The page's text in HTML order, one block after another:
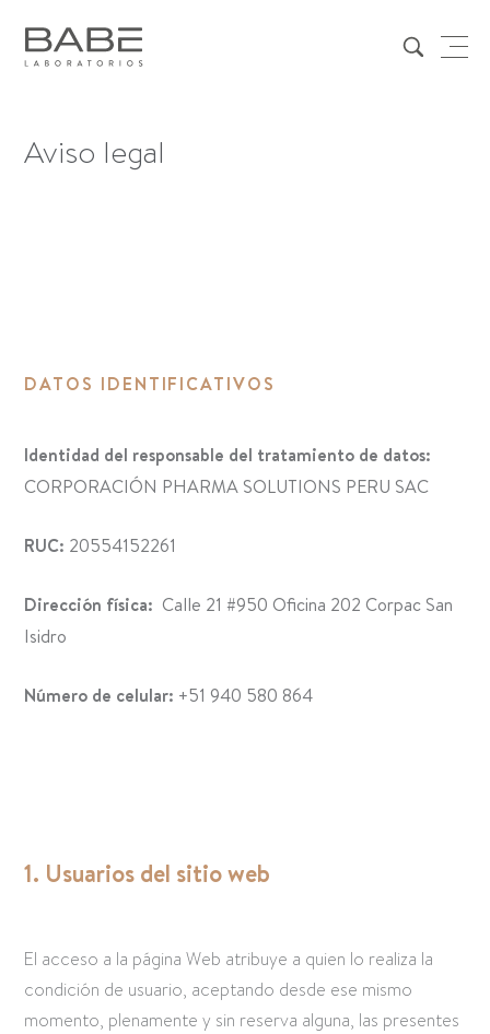
Aviso legal
DATOS IDENTIFICATIVOS
Identidad del responsable del tratamiento de datos:
CORPORACIÓN PHARMA SOLUTIONS PERU SAC
RUC: 20554152261
Dirección física: Calle 21 #950 Oficina 202 Corpac San
Isidro
Número de celular: +51 940 580 864
1. Usuarios del sitio web
El acceso a la página Web atribuye a quien lo realiza la
condición de usuario, aceptando desde ese mismo
momento, plenamente y sin reserva alguna, las presentes